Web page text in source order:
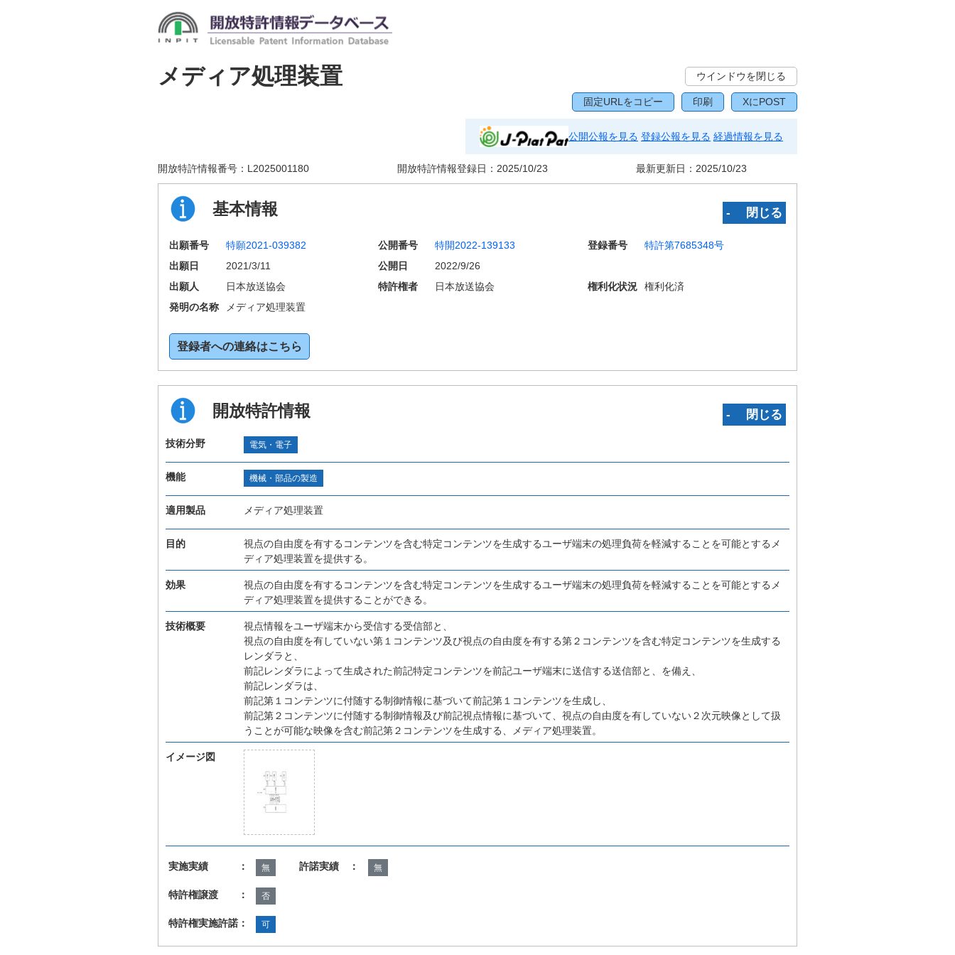
メディア処理装置 ウインドウを閉じる
固定URLをコピー 印刷 XにPOST
公開公報を見る 登録公報を見る 経過情報を見る
開放特許情報番号： L2025001180 開放特許情報登録日： 2025/10/23 最新更新日： 2025/10/23
基本情報 ‐ 閉じる
出願番号 特願2021-039382 公開番号 特開2022-139133 登録番号
特許第7685348号
出願日
2021/3/11 公開日
2022/9/26
出願人
日本放送協会 特許権者 日本放送協会 権利化状況
権利化済
発明の名称
メディア処理装置
登録者への連絡はこちら
開放特許情報 ‐ 閉じる
技術分野 電気・電子
機能 機械・部品の製造
適用製品 メディア処理装置
目的
視点の自由度を有するコンテンツを含む特定コンテンツを生成するユーザ端末の処理負荷を軽減することを可能とするメ
ディア処理装置を提供する。
効果
視点の自由度を有するコンテンツを含む特定コンテンツを生成するユーザ端末の処理負荷を軽減することを可能とするメ
ディア処理装置を提供することができる。
技術概要
視点情報をユーザ端末から受信する受信部と、
視点の自由度を有していない第１コンテンツ及び視点の自由度を有する第２コンテンツを含む特定コンテンツを生成する
レンダラと、
前記レンダラによって生成された前記特定コンテンツを前記ユーザ端末に送信する送信部と、を備え、
前記レンダラは、
前記第１コンテンツに付随する制御情報に基づいて前記第１コンテンツを生成し、
前記第２コンテンツに付随する制御情報及び前記視点情報に基づいて、視点の自由度を有していない２次元映像として扱
うことが可能な映像を含む前記第２コンテンツを生成する、メディア処理装置。
イメージ図
実施実績 ： 無 許諾実績 ： 無
特許権譲渡 ： 否
特許権実施許諾： 可